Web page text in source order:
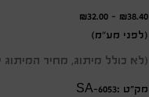
₪38.40
-
₪32.00
(לפני מע"מ)
(לא כולל מיתוג, מחיר
מק״ט :SA-6053